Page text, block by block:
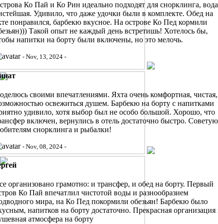
Ко Пай и Ко Рин идеально подходят для снорклинга, вода
Удивило, что даже удочки были в комплекте. Обед на
понравился, барбекю вкусное. На острове Ко Пед кормили
Такой опыт не каждый день встретишь! Хотелось бы,
напитки на борту были включены, но это мелочь.
- Nov, 13, 2024 -
своими впечатлениями. Яхта очень комфортная,
освежиться душем. Барбекю на борту с напитками
удивило, хотя выбор был не особо большой. Хорошо, что
включен, вернулись в отель достаточно быстро. Советую
снорклинга и рыбалки!
- Nov, 08, 2024 -
организовано грамотно: и трансфер, и обед на борту. Первый
Ко Пай впечатлил чистотой воды и разнообразием
мира, на Ко Пед покормили обезьян! Барбекю было
напитков на борту достаточно. Прекрасная организация
атмосфера на борту